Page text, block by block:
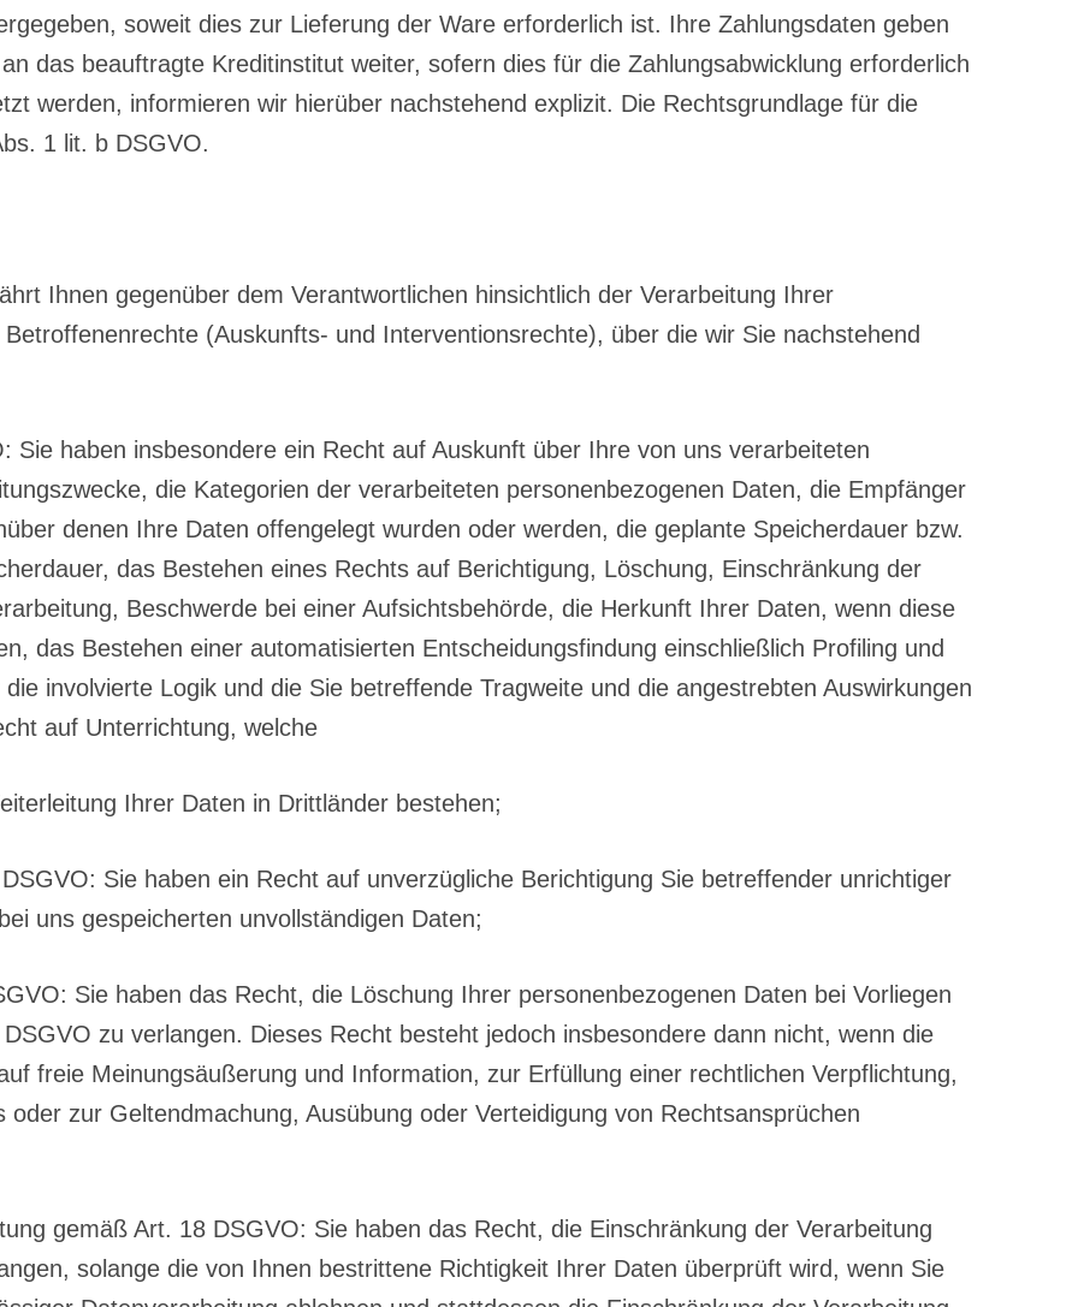
soweit dies zur Lieferung der Ware erforderlich ist. Ihre Zahlungsdaten geben
das beauftragte Kreditinstitut weiter, sofern dies für die Zahlungsabwicklung erforderlich
werden, informieren wir hierüber nachstehend explizit. Die Rechtsgrundlage für die
1 lit. b DSGVO.
Ihnen gegenüber dem Verantwortlichen hinsichtlich der Verarbeitung Ihrer
(Auskunfts- und Interventionsrechte), über die wir Sie nachstehend
Sie haben insbesondere ein Recht auf Auskunft über Ihre von uns verarbeiteten
die Kategorien der verarbeiteten personenbezogenen Daten, die Empfänger
denen Ihre Daten offengelegt wurden oder werden, die geplante Speicherdauer bzw.
das Bestehen eines Rechts auf Berichtigung, Löschung, Einschränkung der
Beschwerde bei einer Aufsichtsbehörde, die Herkunft Ihrer Daten, wenn diese
das Bestehen einer automatisierten Entscheidungsfindung einschließlich Profiling und
involvierte Logik und die Sie betreffende Tragweite und die angestrebten Auswirkungen
auf Unterrichtung, welche
Ihrer Daten in Drittländer bestehen;
Sie haben ein Recht auf unverzügliche Berichtigung Sie betreffender unrichtiger
uns gespeicherten unvollständigen Daten;
Sie haben das Recht, die Löschung Ihrer personenbezogenen Daten bei Vorliegen
zu verlangen. Dieses Recht besteht jedoch insbesondere dann nicht, wenn die
freie Meinungsäußerung und Information, zur Erfüllung einer rechtlichen Verpflichtung,
zur Geltendmachung, Ausübung oder Verteidigung von Rechtsansprüchen
gemäß Art. 18 DSGVO: Sie haben das Recht, die Einschränkung der Verarbeitung
solange die von Ihnen bestrittene Richtigkeit Ihrer Daten überprüft wird, wenn Sie